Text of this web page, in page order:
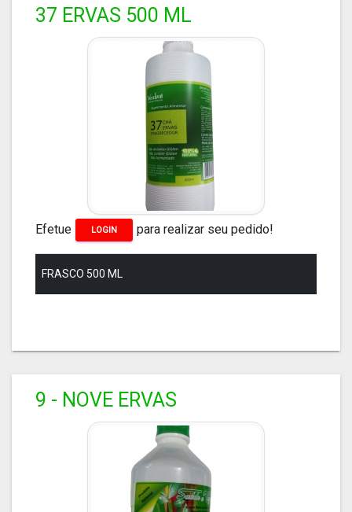
37 ERVAS 500 ML
Efetue LOGIN para realizar seu pedido!
FRASCO 500 ML
9 - NOVE ERVAS